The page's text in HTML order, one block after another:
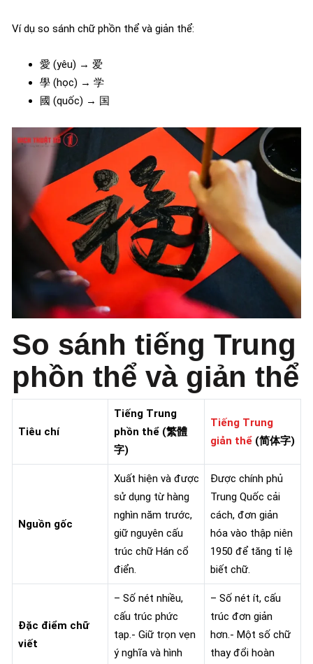
Ví dụ so sánh chữ phồn thể và giản thể:
愛 (yêu) → 爱
學 (học) → 学
國 (quốc) → 国
So sánh tiếng Trung
phồn thể và giản thể
Tiêu chí
Tiếng Trung
phồn thể (繁體
字)
Tiếng Trung
giản thể(简体字)
Nguồn gốc
Xuất hiện và được
sử dụng từ hàng
nghìn năm trước,
giữ nguyên cấu
trúc chữ Hán cổ
điển.
Được chính phủ
Trung Quốc cải
cách, đơn giản
hóa vào thập niên
1950 để tăng tỉ lệ
biết chữ.
Đặc điểm chữ
viết
– Số nét nhiều,
cấu trúc phức
tạp.- Giữ trọn vẹn
ý nghĩa và hình
– Số nét ít, cấu
trúc đơn giản
hơn.- Một số chữ
thay đổi hoàn